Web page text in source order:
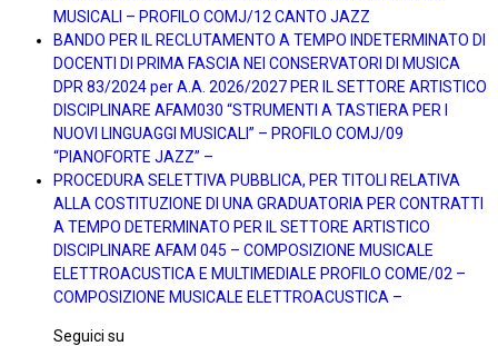
MUSICALI – PROFILO COMJ/12 CANTO JAZZ
BANDO PER IL RECLUTAMENTO A TEMPO INDETERMINATO DI
DOCENTI DI PRIMA FASCIA NEI CONSERVATORI DI MUSICA
DPR 83/2024 per A.A. 2026/2027 PER IL SETTORE ARTISTICO
DISCIPLINARE AFAM030 “STRUMENTI A TASTIERA PER I
NUOVI LINGUAGGI MUSICALI” – PROFILO COMJ/09
“PIANOFORTE JAZZ” –
PROCEDURA SELETTIVA PUBBLICA, PER TITOLI RELATIVA
ALLA COSTITUZIONE DI UNA GRADUATORIA PER CONTRATTI
A TEMPO DETERMINATO PER IL SETTORE ARTISTICO
DISCIPLINARE AFAM 045 – COMPOSIZIONE MUSICALE
ELETTROACUSTICA E MULTIMEDIALE PROFILO COME/02 –
COMPOSIZIONE MUSICALE ELETTROACUSTICA –
Seguici su